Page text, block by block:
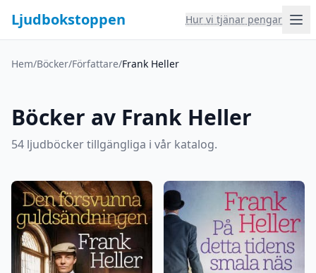
Ljudbokstoppen Hur vi tjänar pengar
Hem/Böcker/Författare/Frank Heller
Böcker av Frank Heller
54 ljudböcker tillgängliga i vår katalog.